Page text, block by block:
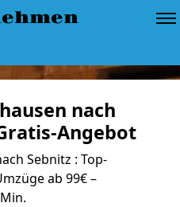
nach
Angebot
Sebnitz : Top-
ab 99€ –